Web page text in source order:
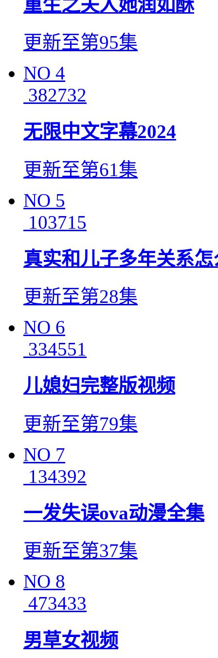
重生之夫人她润如酥
更新至第95集
NO 4
382732
无限中文字幕2024
更新至第61集
NO 5
103715
真实和儿子多年关系怎
更新至第28集
NO 6
334551
儿媳妇完整版视频
更新至第79集
NO 7
134392
一发失误ova动漫全集
更新至第37集
NO 8
473433
男草女视频